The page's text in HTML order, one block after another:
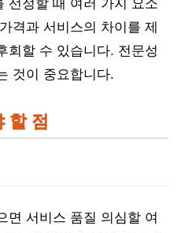
선정할 때 여러 가지 요소
격과 서비스의 차이를 제
회할 수 있습니다. 전문성
것이 중요합니다.
할 점
면 서비스 품질 의심할 여